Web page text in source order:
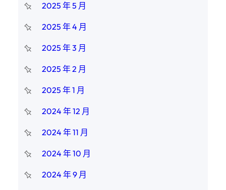
2025 年 5 月
2025 年 4 月
2025 年 3 月
2025 年 2 月
2025 年 1 月
2024 年 12 月
2024 年 11 月
2024 年 10 月
2024 年 9 月